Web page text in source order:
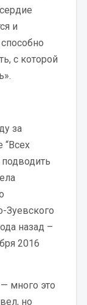
и
с которой
за
“Всех
Зуевского
назад –
2016
много это
но